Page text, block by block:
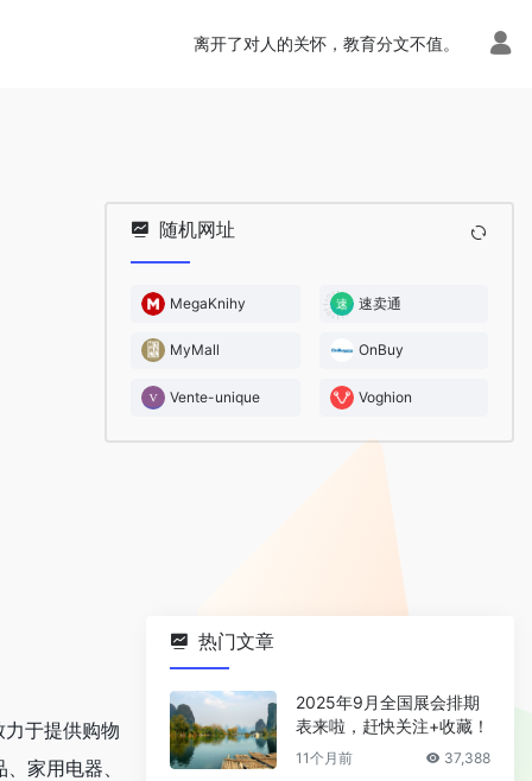
离开了对人的关怀，教育分文不值。
随机网址
MegaKnihy 速卖通
MyMall OnBuy
Vente-unique Voghion
于提供购物
家用电器、
热门文章
2025年9月全国展会排期
表来啦，赶快关注+收藏！
11个月前 37,388